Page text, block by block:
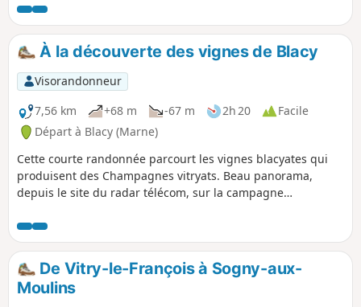
Châlons-en-Champagne, profitez de votre passage pour
visiter la Collégiale Notre-Dame-en-Vaux, inscrite au
Patrimoine mondial de l’UNESCO au titre des Chemins de
Saint-Jacques-de-Compostelle. Puis vous continuez en
longeant majoritairement le Canal Latéral à la Marne. Ici,
les étangs sont rois et témoignent de l’exploitation de
gravières afin d’alimenter les chantiers locaux en matière
première.
À la découverte des vignes de Blacy
Visorandonneur
7,56 km
+68 m -67 m 2h 20
Facile
Départ à Blacy (Marne)
Cette courte randonnée parcourt les vignes blacyates qui
produisent des Champagnes vitryats. Beau panorama,
depuis le site du radar télécom, sur la campagne
De Vitry-le-François à Sogny-aux-
Moulins